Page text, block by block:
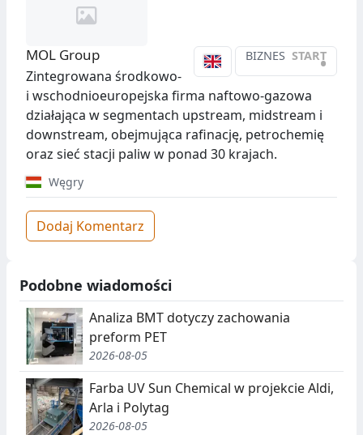
BIZNES START
•
MOL Group
Zintegrowana środkowo-
i wschodnioeuropejska firma naftowo-gazowa
działająca w segmentach upstream, midstream i
downstream, obejmująca rafinację, petrochemię
oraz sieć stacji paliw w ponad 30 krajach.
Węgry
Dodaj Komentarz
Podobne wiadomości
Analiza BMT dotyczy zachowania
preform PET
2026-08-05
Farba UV Sun Chemical w projekcie Aldi,
Arla i Polytag
2026-08-05